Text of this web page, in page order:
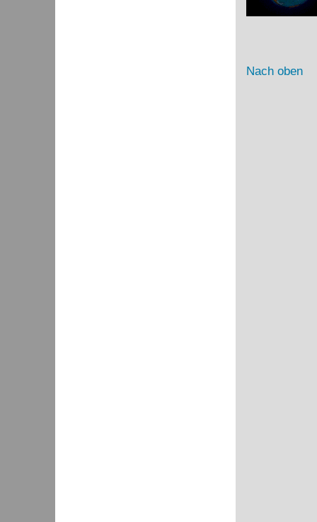
Nach oben